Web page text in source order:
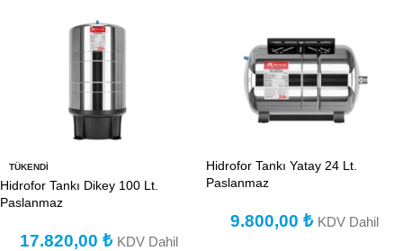
TÜKENDI
Hidrofor Tankı Dikey 100 Lt.
Paslanmaz
17.820,00 ₺ KDV Dahil
Hidrofor Tankı Yatay 24 Lt.
Paslanmaz
9.800,00 ₺ KDV Dahil